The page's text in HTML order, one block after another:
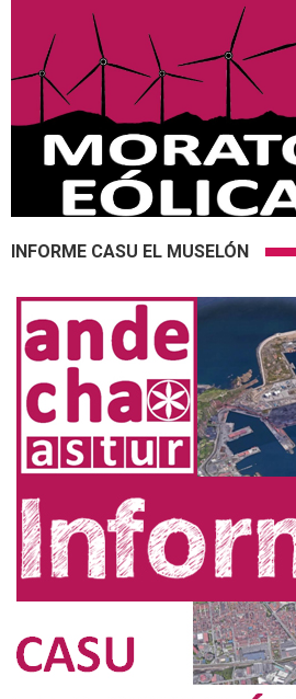
INFORME CASU EL MUSELÓN